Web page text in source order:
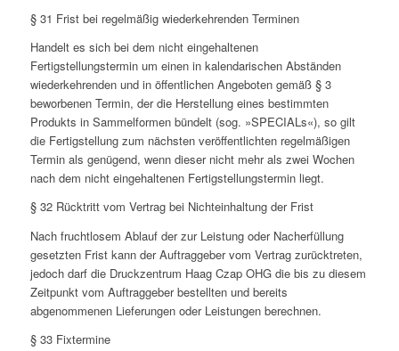
§ 31 Frist bei regelmäßig wiederkehrenden Terminen
Handelt es sich bei dem nicht eingehaltenen
Fertigstellungstermin um einen in kalendarischen Abständen
wiederkehrenden und in öffentlichen Angeboten gemäß § 3
beworbenen Termin, der die Herstellung eines bestimmten
Produkts in Sammelformen bündelt (sog. »SPECIALs«), so gilt
die Fertigstellung zum nächsten veröffentlichten regelmäßigen
Termin als genügend, wenn dieser nicht mehr als zwei Wochen
nach dem nicht eingehaltenen Fertigstellungstermin liegt.
§ 32 Rücktritt vom Vertrag bei Nichteinhaltung der Frist
Nach fruchtlosem Ablauf der zur Leistung oder Nacherfüllung
gesetzten Frist kann der Auftraggeber vom Vertrag zurücktreten,
jedoch darf die Druckzentrum Haag Czap OHG die bis zu diesem
Zeitpunkt vom Auftraggeber bestellten und bereits
abgenommenen Lieferungen oder Leistungen berechnen.
§ 33 Fixtermine